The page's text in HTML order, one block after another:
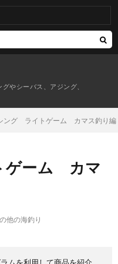
やシーバス、アジング、
ング ライトゲーム カマス釣り編
ゲーム カマ
他の海釣り